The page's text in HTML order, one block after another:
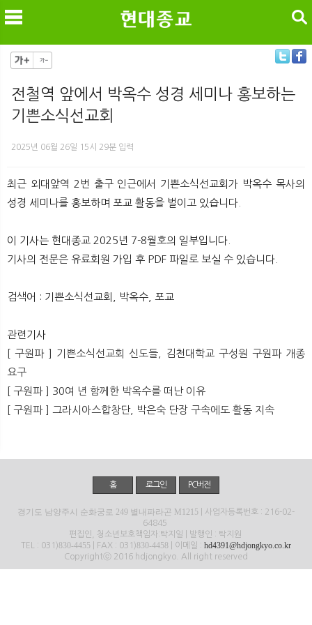
메
검색
전철역 앞에서 박옥수 성경 세미나 홍보하는
기쁜소식선교회
2025년 06월 26일 15시 29분 입력
최근 외대앞역 2번 출구 인근에서 기쁜소식선교회가 박옥수 목사의
성경 세미나를 홍보하며 포교 활동을 벌이고 있습니다.
이 기사는 현대종교 2025년 7-8월호의 일부입니다.
기사의 전문은 유료회원 가입 후 PDF 파일로 보실 수 있습니다.
검색어 : 기쁜소식선교회, 박옥수, 포교
관련기사
[ 구원파 ] 기쁜소식선교회 신도들, 김천대학교 구성원 구원파 개종
요구
[ 구원파 ] 30여 년 함께한 박옥수를 떠난 이유
[ 구원파 ] 그라시아스합창단, 박은숙 단장 구속에도 활동 지속
홈 로그인 PC버전
경기도 남양주시 순화궁로 249 별내파라곤 M1215 | 사업자등록번호 : 216-02-
64845
편집인, 청소년보호책임자:탁지일 | 발행인 : 탁지원
TEL : 031)830-4455 | FAX : 031)830-4458 | 이메일 : hd4391@hdjongkyo.co.kr
Copyrightⓒ 2016 hdjongkyo. All right reserved